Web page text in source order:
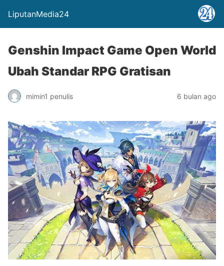
LiputanMedia24
Genshin Impact Game Open World
Ubah Standar RPG Gratisan
mimin1 penulis 6 bulan ago